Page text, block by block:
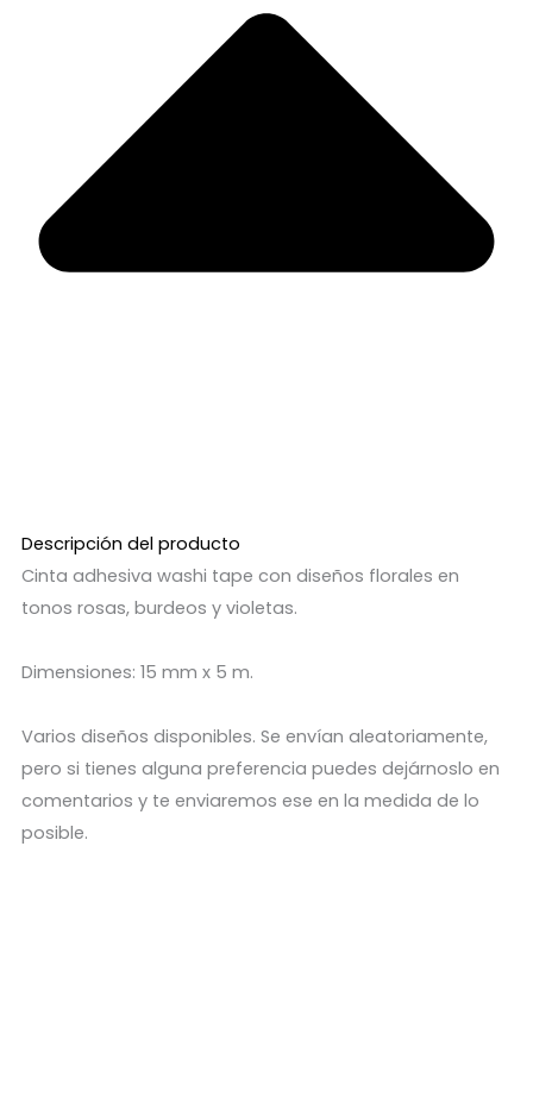
Descripción del producto
Cinta adhesiva washi tape con diseños florales en
tonos rosas, burdeos y violetas.
Dimensiones: 15 mm x 5 m.
Varios diseños disponibles. Se envían aleatoriamente,
pero si tienes alguna preferencia puedes dejárnoslo en
comentarios y te enviaremos ese en la medida de lo
posible.